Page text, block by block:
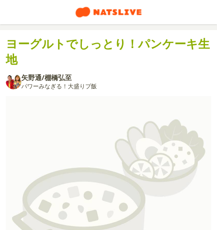
ヨーグルトでしっとり！パンケーキ生
地
矢野通/棚橋弘至
パワーみなぎる！大盛りプ飯